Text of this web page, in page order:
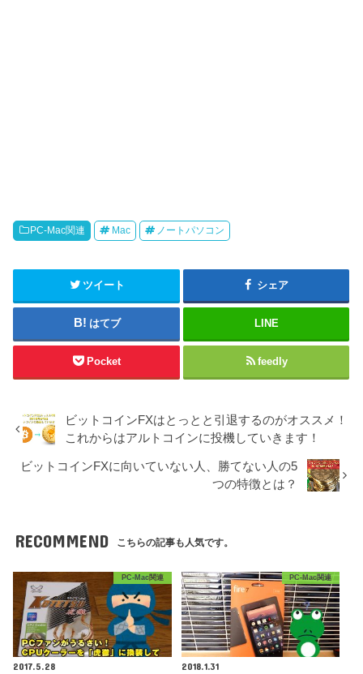
PC-Mac関連 Mac ノートパソコン
ツイート シェア
はてブ LINE
Pocket feedly
ビットコインFXはとっとと引退するのがオススメ！
これからはアルトコインに投機していきます！
ビットコインFXに向いていない人、勝てない人の5
つの特徴とは？
RECOMMEND こちらの記事も人気です。
PC-Mac関連
2017.5.28
PC-Mac関連
2018.1.31